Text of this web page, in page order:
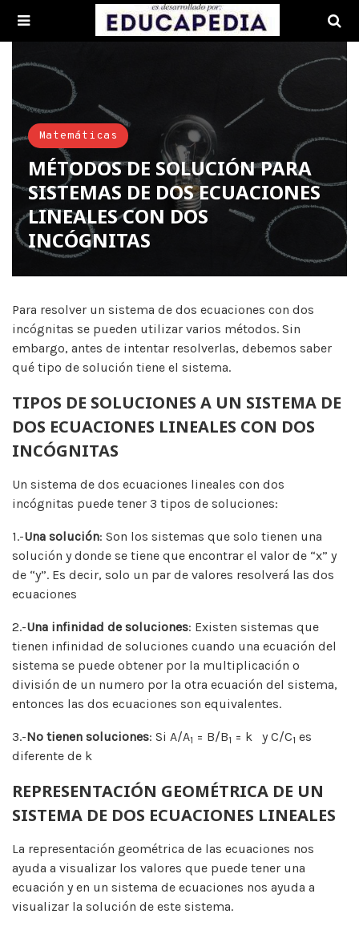
Matemáticas
MÉTODOS DE SOLUCIÓN PARA
SISTEMAS DE DOS ECUACIONES
LINEALES CON DOS
INCÓGNITAS
Para resolver un sistema de dos ecuaciones con dos
incógnitas se pueden utilizar varios métodos. Sin
embargo, antes de intentar resolverlas, debemos saber
qué tipo de solución tiene el sistema.
TIPOS DE SOLUCIONES A UN SISTEMA DE
DOS ECUACIONES LINEALES CON DOS
INCÓGNITAS
Un sistema de dos ecuaciones lineales con dos
incógnitas puede tener 3 tipos de soluciones:
1.-Una solución: Son los sistemas que solo tienen una
solución y donde se tiene que encontrar el valor de “x” y
de “y”. Es decir, solo un par de valores resolverá las dos
ecuaciones
2.-Una infinidad de soluciones: Existen sistemas que
tienen infinidad de soluciones cuando una ecuación del
sistema se puede obtener por la multiplicación o
división de un numero por la otra ecuación del sistema,
entonces las dos ecuaciones son equivalentes.
3.-No tienen soluciones: Si A/A1 = B/B1 = k y C/C1 es
diferente de k
REPRESENTACIÓN GEOMÉTRICA DE UN
SISTEMA DE DOS ECUACIONES LINEALES
La representación geométrica de las ecuaciones nos
ayuda a visualizar los valores que puede tener una
ecuación y en un sistema de ecuaciones nos ayuda a
visualizar la solución de este sistema.